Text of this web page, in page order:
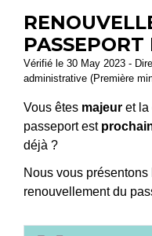
Vérifié le 30 May 2023 -
administrative (Première
Vous êtes majeur et la
passeport est
déjà ?
Nous vous présentons
renouvellement du